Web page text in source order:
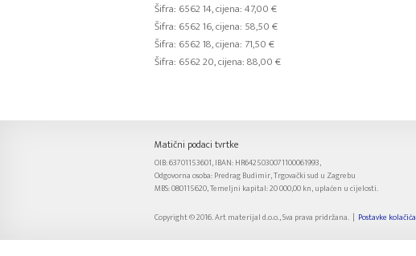
Šifra: 6562 14, cijena: 47,00 €
Šifra: 6562 16, cijena: 58,50 €
Šifra: 6562 18, cijena: 71,50 €
Šifra: 6562 20, cijena: 88,00 €
Matični podaci tvrtke
OIB: 63701153601, IBAN: HR6425030071100061993,
Odgovorna osoba: Predrag Budimir, Trgovački sud u Zagrebu
MBS: 080115620, Temeljni kapital: 20 000,00 kn, uplaćen u cijelosti.
Copyright © 2016. Art materijal d.o.o., Sva prava pridržana. | Postavke kolačića